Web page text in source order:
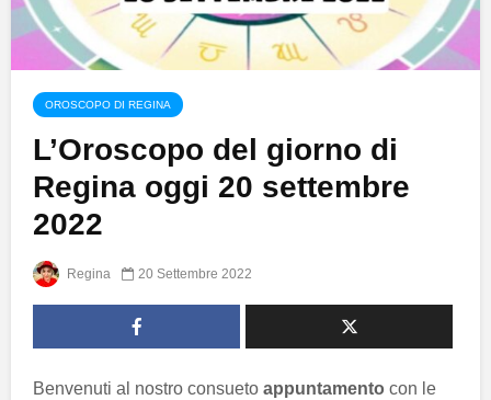
OROSCOPO DI REGINA
L’Oroscopo del giorno di
Regina oggi 20 settembre
2022
Regina 20 Settembre 2022
Benvenuti al nostro consueto appuntamento con le